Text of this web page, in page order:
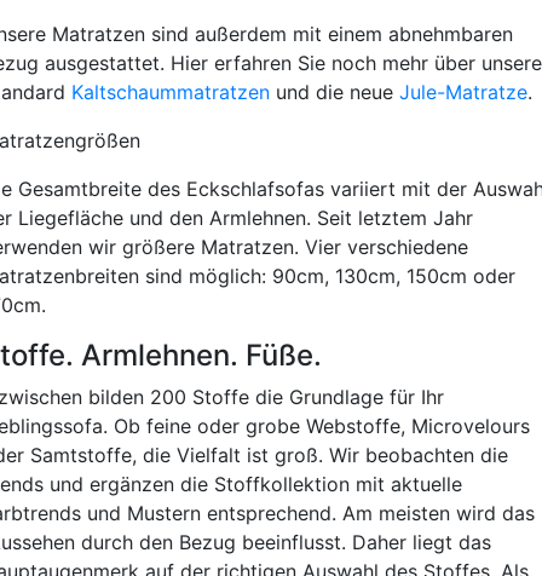
Matratzen sind außerdem mit einem abnehmbaren
ausgestattet. Hier erfahren Sie noch mehr über unsere
Kaltschaummatratzen und die neue Jule-Matratze.
Gesamtbreite des Eckschlafsofas variiert mit der
Liegefläche und den Armlehnen. Seit letztem Jahr
wir größere Matratzen. Vier verschiedene
sind möglich: 90cm, 130cm, 150cm oder
Armlehnen. Füße.
bilden 200 Stoffe die Grundlage für Ihr
Ob feine oder grobe Webstoffe, Microvelours
Samtstoffe, die Vielfalt ist groß. Wir beobachten die
und ergänzen die Stoffkollektion mit aktuelle
und Mustern entsprechend. Am meisten wird das
durch den Bezug beeinflusst. Daher liegt das
auf der richtigen Auswahl des Stoffes. Als